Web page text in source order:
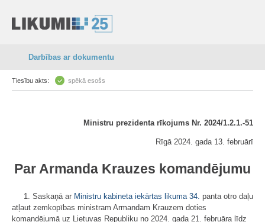
Darbības ar dokumentu
Tiesību akts: spēkā esošs
Ministru prezidenta rīkojums Nr. 2024/1.2.1.-51
Rīgā 2024. gada 13. februārī
Par Armanda Krauzes komandējumu
1. Saskaņā ar Ministru kabineta iekārtas likuma 34. panta otro daļu
atļaut zemkopības ministram Armandam Krauzem doties
komandējumā uz Lietuvas Republiku no 2024. gada 21. februāra līdz